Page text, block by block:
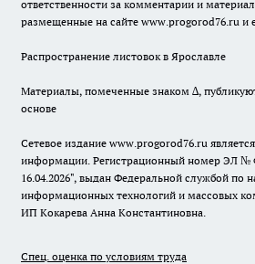
ответственности за комментарии и
размещенные на сайте www.progorod76.ru и
Распространение листовок в Ярославле
Материалы, помеченные знаком ∆,
основе
Сетевое издание www.progorod76.ru
информации. Регистрационный номер ЭЛ №
16.04.2026", выдан Федеральной службой по
информационных технологий и массовых
ИП Кокарева Анна Константиновна.
Спец. оценка по условиям труда